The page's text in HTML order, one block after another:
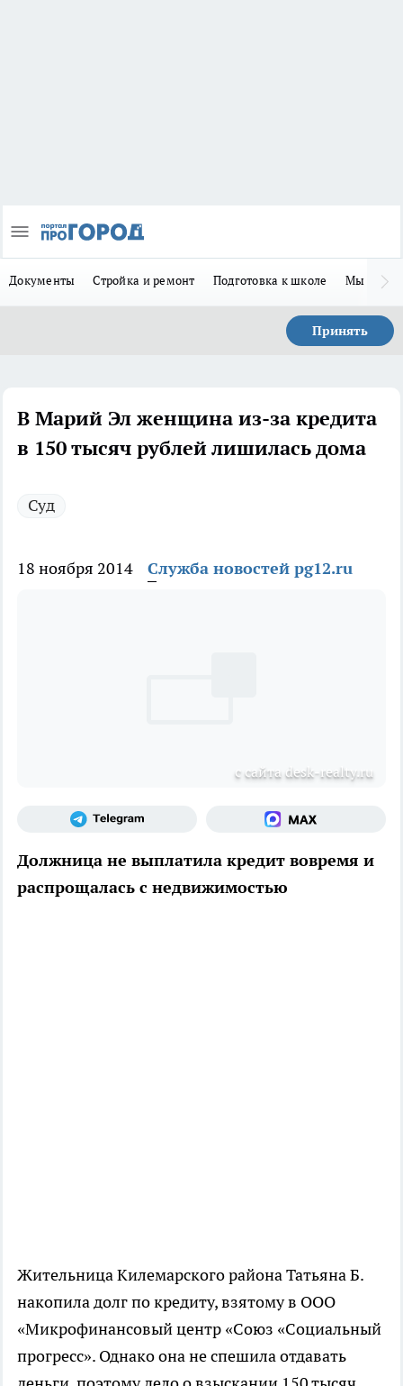
Документы Стройка и ремонт Подготовка к школе Мы в MAX
Принять
В Марий Эл женщина из-за кредита
в 150 тысяч рублей лишилась дома
Суд
18 ноября 2014 Служба новостей pg12.ru
с сайта desk-realty.ru
Должница не выплатила кредит вовремя и
распрощалась с недвижимостью
Жительница Килемарского района Татьяна Б.
накопила долг по кредиту, взятому в ООО
«Микрофинансовый центр «Союз «Социальный
прогресс». Однако она не спешила отдавать